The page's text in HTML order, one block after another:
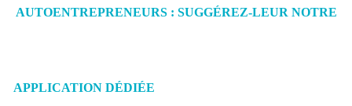
AUTOENTREPRENEURS : SUGGÉREZ-LEUR NOTRE
APPLICATION DÉDIÉE